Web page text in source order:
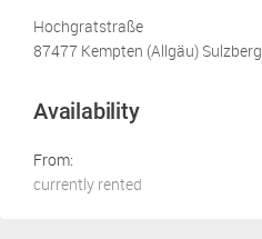
Hochgratstraße
87477 Kempten (Allgäu) Sulzberg
Availability
From:
currently rented